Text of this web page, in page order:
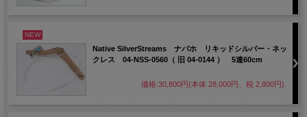
NEW
Native SilverStreams ナバホ リキッドシルバー・ネッ
クレス 04-NSS-0560（ 旧 04-0144 ） 5連60cm
価格:30,800円(本体 28,000円、税 2,800円)